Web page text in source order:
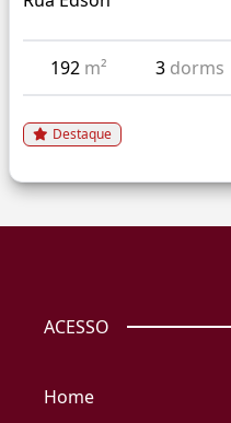
192 m² 3 dorms
Destaque
ACESSO
Home